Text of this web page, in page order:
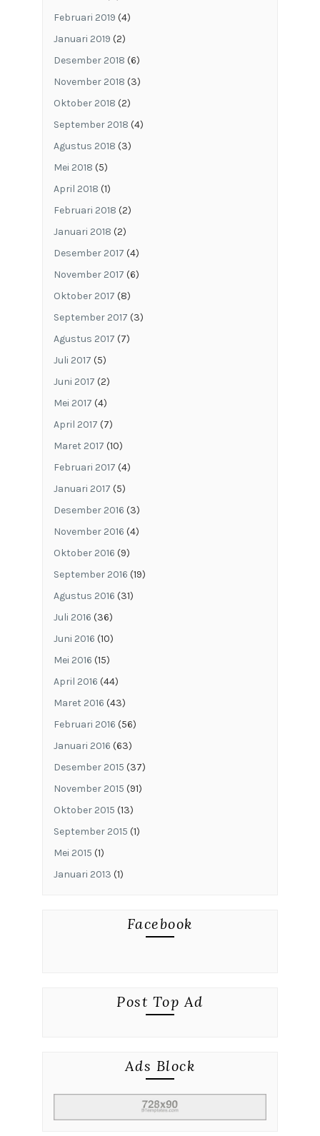
Februari 2019 (4)
Januari 2019 (2)
Desember 2018 (6)
November 2018 (3)
Oktober 2018 (2)
September 2018 (4)
Agustus 2018 (3)
Mei 2018 (5)
April 2018 (1)
Februari 2018 (2)
Januari 2018 (2)
Desember 2017 (4)
November 2017 (6)
Oktober 2017 (8)
September 2017 (3)
Agustus 2017 (7)
Juli 2017 (5)
Juni 2017 (2)
Mei 2017 (4)
April 2017 (7)
Maret 2017 (10)
Februari 2017 (4)
Januari 2017 (5)
Desember 2016 (3)
November 2016 (4)
Oktober 2016 (9)
September 2016 (19)
Agustus 2016 (31)
Juli 2016 (36)
Juni 2016 (10)
Mei 2016 (15)
April 2016 (44)
Maret 2016 (43)
Februari 2016 (56)
Januari 2016 (63)
Desember 2015 (37)
November 2015 (91)
Oktober 2015 (13)
September 2015 (1)
Mei 2015 (1)
Januari 2013 (1)
Facebook
Post Top Ad
Ads Block